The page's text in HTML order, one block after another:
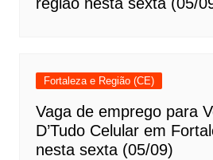
Fortaleza e Região (CE)
Vaga de emprego para
D’Tudo Celular em
nesta sexta (05/09)